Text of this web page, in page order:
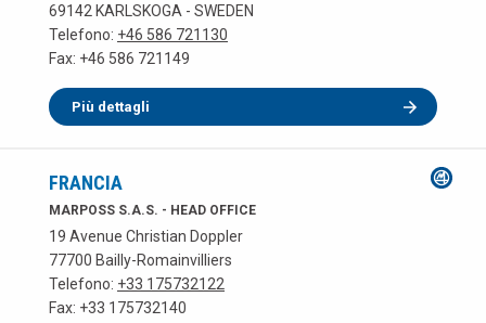
69142 KARLSKOGA - SWEDEN
Telefono: +46 586 721130
Fax: +46 586 721149
Più dettagli
FRANCIA
MARPOSS S.A.S. - HEAD OFFICE
19 Avenue Christian Doppler
77700 Bailly-Romainvilliers
Telefono: +33 175732122
Fax: +33 175732140